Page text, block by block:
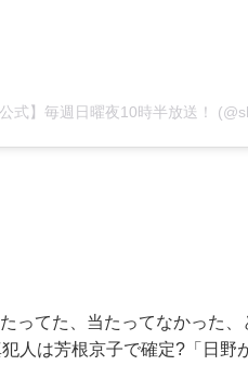
式】毎週日曜夜10時半放送！
ってた、当たってなかった、
人は芳根京子で確定?「日野